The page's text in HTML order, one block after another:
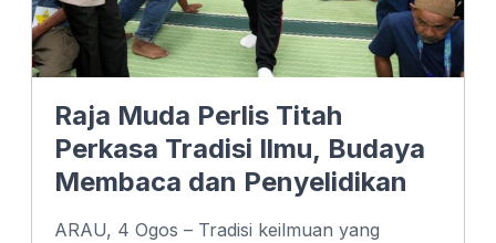
Raja Muda Perlis Titah
Perkasa Tradisi Ilmu, Budaya
Membaca dan Penyelidikan
ARAU, 4 Ogos – Tradisi keilmuan yang